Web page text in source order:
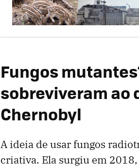
Fungos
sobreviveram ao
Chernobyl
A ideia de usar fungos
criativa. Ela surgiu em